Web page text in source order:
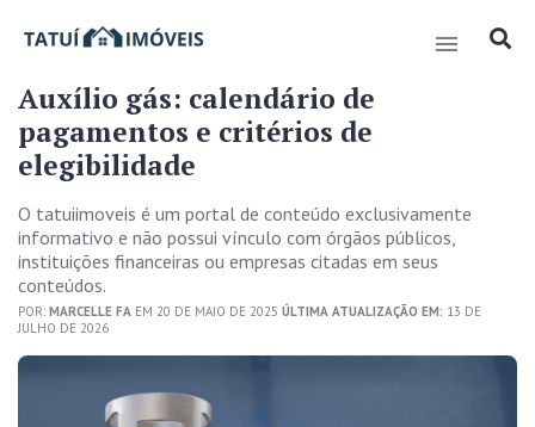
Auxílio gás: calendário de
pagamentos e critérios de
elegibilidade
O tatuiimoveis é um portal de conteúdo exclusivamente
informativo e não possui vínculo com órgãos públicos,
instituições financeiras ou empresas citadas em seus
conteúdos.
POR: MARCELLE FA EM 20 DE MAIO DE 2025 ÚLTIMA ATUALIZAÇÃO EM: 13 DE
JULHO DE 2026